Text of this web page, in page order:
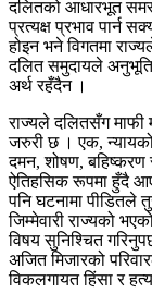
दलितको आधारभूत
प्रत्यक्ष प्रभाव पार्न
होइन भने विगतमा
दलित समुदायले
अर्थ रहँदैन ।
राज्यले दलितसँग माफी
जरुरी छ । एक,
दमन, शोषण, बहिष्करण
ऐतिहसिक रूपमा हुँदै
पनि घटनामा पीडितले
जिम्मेवारी राज्यको
विषय सुनिश्चित
अजित मिजारको
विकलगायत हिंसा र